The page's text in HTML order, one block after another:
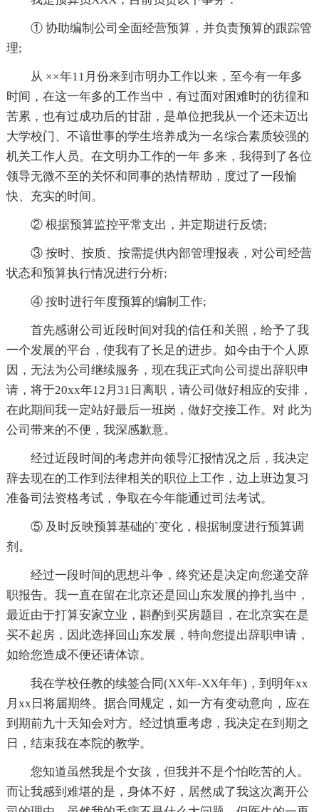
① 协助编制公司全面经营预算，并负责预算的跟踪管
理;
从 ××年11月份来到市明办工作以来，至今有一年多
时间，在这一年多的工作当中，有过面对困难时的彷徨和
苦累，也有过成功后的甘甜，是单位把我从一个还未迈出
大学校门、不谙世事的学生培养成为一名综合素质较强的
机关工作人员。在文明办工作的一年 多来，我得到了各位
领导无微不至的关怀和同事的热情帮助，度过了一段愉
快、充实的时间。
② 根据预算监控平常支出，并定期进行反馈;
③ 按时、按质、按需提供内部管理报表，对公司经营
状态和预算执行情况进行分析;
④ 按时进行年度预算的编制工作;
首先感谢公司近段时间对我的信任和关照，给予了我
一个发展的平台，使我有了长足的进步。如今由于个人原
因，无法为公司继续服务，现在我正式向公司提出辞职申
请，将于20xx年12月31日离职，请公司做好相应的安排，
在此期间我一定站好最后一班岗，做好交接工作。对 此为
公司带来的不便，我深感歉意。
经过近段时间的考虑并向领导汇报情况之后，我决定
辞去现在的工作到法律相关的职位上工作，边上班边复习
准备司法资格考试，争取在今年能通过司法考试。
⑤ 及时反映预算基础的`变化，根据制度进行预算调
剂。
经过一段时间的思想斗争，终究还是决定向您递交辞
职报告。我一直在留在北京还是回山东发展的挣扎当中，
最近由于打算安家立业，斟酌到买房题目，在北京实在是
买不起房，因此选择回山东发展，特向您提出辞职申请，
如给您造成不便还请体谅。
我在学校任教的续签合同(XX年-XX年年)，到明年xx
月xx日将届期终。据合同规定，如一方有变动意向，应在
到期前九十天知会对方。经过慎重考虑，我决定在到期之
日，结束我在本院的教学。
您知道虽然我是个女孩，但我并不是个怕吃苦的人。
而让我感到难堪的是，身体不好，居然成了我这次离开公